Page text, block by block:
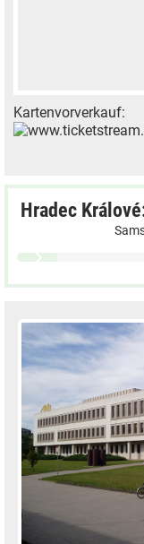
Kartenvorverkauf:
Hradec